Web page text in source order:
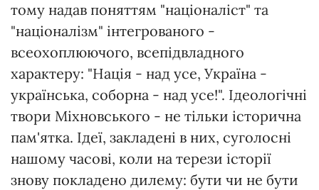
тому надав поняттям "націоналіст" та
"націоналізм" інтегрованого -
всеохоплюючого, всепідвладного
характеру: "Нація - над усе, Україна -
українська, соборна - над усе!". Ідеологічні
твори Міхновського - не тільки історична
пам'ятка. Ідеї, закладені в них, суголосні
нашому часові, коли на терези історії
знову покладено дилему: бути чи не бути